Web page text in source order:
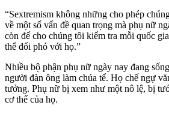
“Sextremism không những cho phép
về một số vấn đề quan trọng mà phụ nữ
còn để cho chúng tôi kiểm tra mỗi quốc
thể đối phó với họ.”
Nhiều bộ phận phụ nữ ngày nay đang
người đàn ông làm chúa tể. Họ chế ngự
tưởng. Phụ nữ bị xem như một nô lệ, bị
cơ thể của họ.